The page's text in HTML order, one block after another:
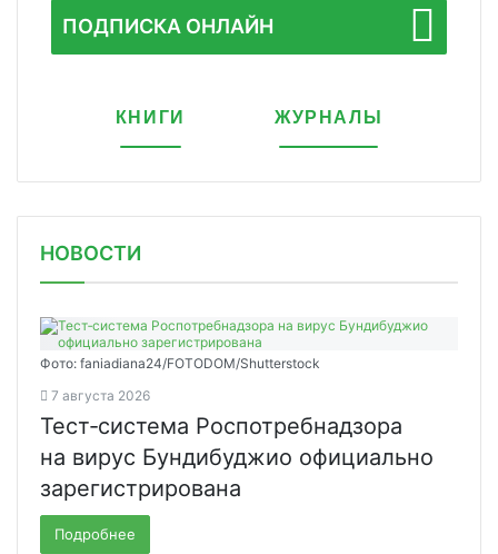
ПОДПИСКА ОНЛАЙН
КНИГИ ЖУРНАЛЫ
НОВОСТИ
Фото: faniadiana24/FOTODOM/Shutterstock
7 августа 2026
Тест‑система Роспотребнадзора
на вирус Бундибуджио официально
зарегистрирована
Подробнее